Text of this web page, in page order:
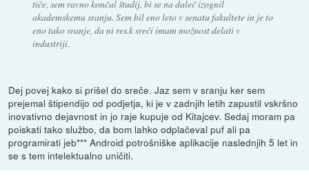
tiče, sem ravno končal študij, bi se na daleč izognil
akademskemu sranju. Sem bil eno leto v senatu fakultete in je to
eno tako sranje, da ni res.k sreči imam možnost delati v
industriji.
Dej povej kako si prišel do sreče. Jaz sem v sranju ker sem
prejemal štipendijo od podjetja, ki je v zadnjih letih zapustil vskršno
inovativno dejavnost in jo raje kupuje od Kitajcev. Sedaj moram pa
poiskati tako službo, da bom lahko odplačeval puf ali pa
programirati jeb*** Android potrošniške aplikacije naslednjih 5 let in
se s tem intelektualno uničiti.